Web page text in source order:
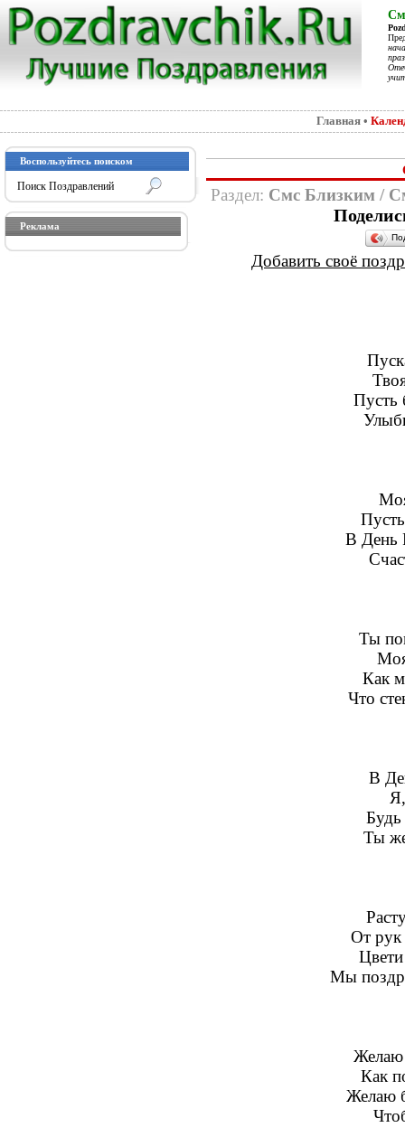
Главная •
Воспользуйтесь поиском
Реклама
Раздел: Смс Близким /
Добавить своё
Пусть
В День
Ты
Как
Что
В
Будь
Ты
От рук
Мы
Желаю
Как
Желаю